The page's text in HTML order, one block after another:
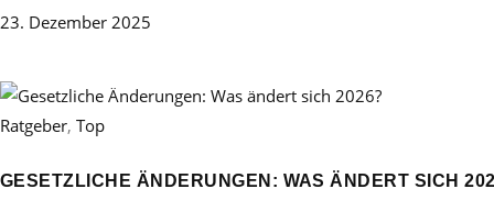
23. Dezember 2025
Ratgeber, Top
GESETZLICHE ÄNDERUNGEN: WAS ÄNDERT SICH